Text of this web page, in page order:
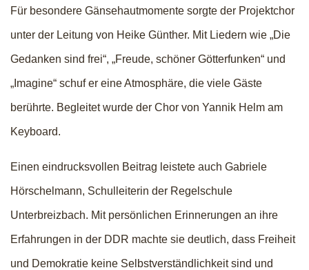
Für besondere Gänsehautmomente sorgte der Projektchor
unter der Leitung von Heike Günther. Mit Liedern wie „Die
Gedanken sind frei“, „Freude, schöner Götterfunken“ und
„Imagine“ schuf er eine Atmosphäre, die viele Gäste
berührte. Begleitet wurde der Chor von Yannik Helm am
Keyboard.
Einen eindrucksvollen Beitrag leistete auch Gabriele
Hörschelmann, Schulleiterin der Regelschule
Unterbreizbach. Mit persönlichen Erinnerungen an ihre
Erfahrungen in der DDR machte sie deutlich, dass Freiheit
und Demokratie keine Selbstverständlichkeit sind und